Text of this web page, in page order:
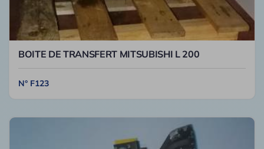
BOITE DE TRANSFERT MITSUBISHI L 200
N° F123